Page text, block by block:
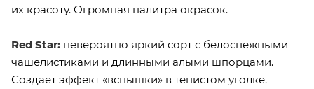
их красоту. Огромная палитра окрасок.
Red Star: невероятно яркий сорт с белоснежными
чашелистиками и длинными алыми шпорцами.
Создает эффект «вспышки» в тенистом уголке.